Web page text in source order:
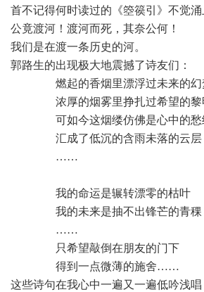
首不记得何时读过的《箜篌引》不觉涌
公竟渡河！渡河而死，其奈公何！
我们是在渡一条历史的河。
郭路生的出现极大地震撼了诗友们：
 燃起的香烟里漂浮过未来的
 浓厚的烟雾里挣扎过希望的黎
 可如今这烟缕仿佛是心中的
 汇成了低沉的含雨未落的云层
 ……
 我的命运是辗转漂零的枯叶
 我的未来是抽不出锋芒的青稞
 ……
 只希望敲倒在朋友的门下
 得到一点微薄的施舍……
这些诗句在我心中一遍又一遍低吟浅